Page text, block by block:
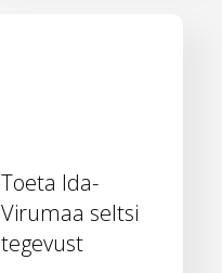
Toeta Ida-
Virumaa seltsi
tegevust